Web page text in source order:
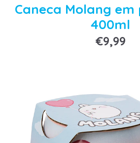
Caneca Molang
400ml
€9,99